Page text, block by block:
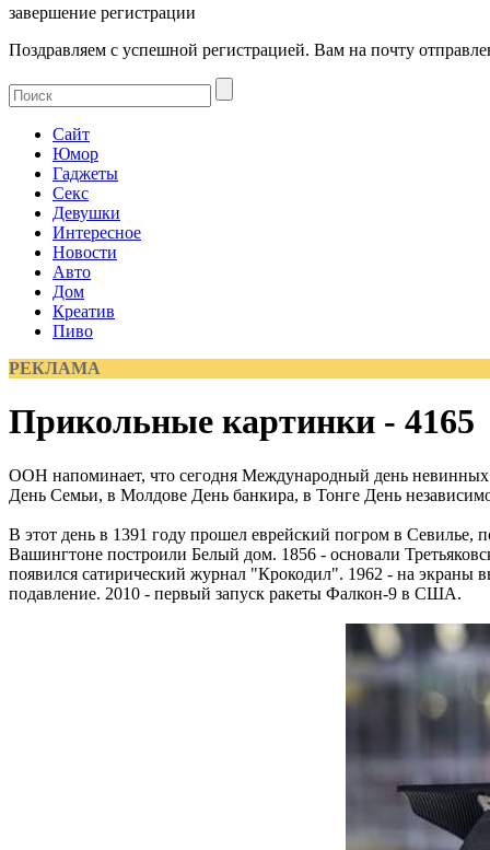
завершение регистрации
Поздравляем с успешной регистрацией. Вам на почту
Сайт
Юмор
Гаджеты
Секс
Девушки
Интересное
Новости
Авто
Дом
Креатив
Пиво
РЕКЛАМА
Прикольные картинки - 4165
ООН напоминает, что сегодня Международный день
День Семьи, в Молдове День банкира, в Тонге День
В этот день в 1391 году прошел еврейский погром в Севилье,
Вашингтоне построили Белый дом. 1856 - основали
появился сатирический журнал "Крокодил". 1962 - на экраны
подавление. 2010 - первый запуск ракеты Фалкон-9 в США.